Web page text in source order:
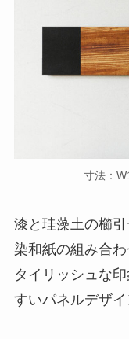
寸法：
漆と珪藻土の櫛
染和紙の組み合
タイリッシュな
すいパネルデザイ